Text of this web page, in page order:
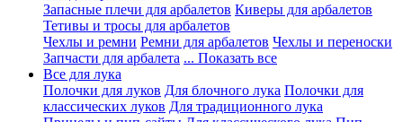
Запасные плечи для арбалетов Киверы для арбалетов
Тетивы и тросы для арбалетов
Чехлы и ремни Ремни для арбалетов Чехлы и переноски
Запчасти для арбалета ... Показать все
Все для лука
Полочки для луков Для блочного лука Полочки для
классических луков Для традиционного лука